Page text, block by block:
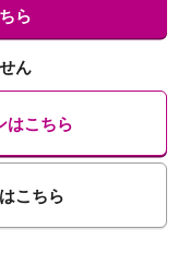
ら
ん
はこちら
こちら